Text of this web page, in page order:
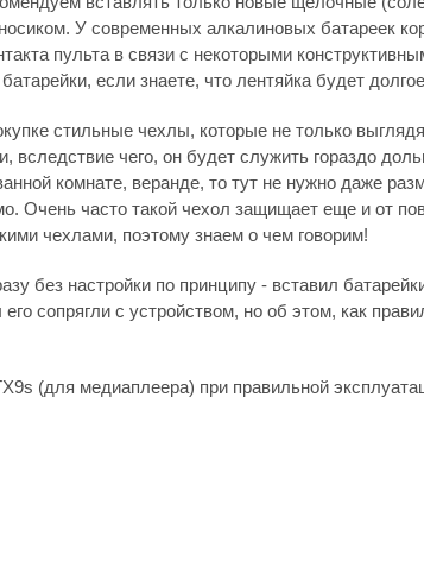
У современных алкалиновых батареек
пульта в связи с некоторыми
если знаете, что лентяйка будет
стильные чехлы, которые не только
вследствие чего, он будет служить гораздо
комнате, веранде, то тут не нужно даже
Очень часто такой чехол защищает еще и от
чехлами, поэтому знаем о чем говорим!
без настройки по принципу - вставил
сопрягли с устройством, но об этом, как
(для медиаплеера) при правильной